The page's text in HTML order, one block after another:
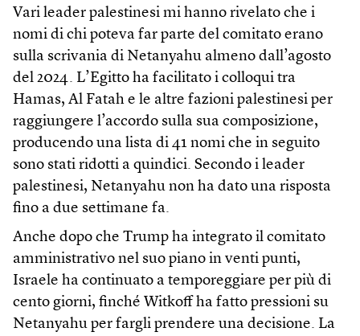
Vari leader palestinesi mi hanno rivelato che i
nomi di chi poteva far parte del comitato erano
sulla scrivania di Netanyahu almeno dall’agosto
del 2024. L’Egitto ha facilitato i colloqui tra
Hamas, Al Fatah e le altre fazioni palestinesi per
raggiungere l’accordo sulla sua composizione,
producendo una lista di 41 nomi che in seguito
sono stati ridotti a quindici. Secondo i leader
palestinesi, Netanyahu non ha dato una risposta
fino a due settimane fa.
Anche dopo che Trump ha integrato il comitato
amministrativo nel suo piano in venti punti,
Israele ha continuato a temporeggiare per più di
cento giorni, finché Witkoff ha fatto pressioni su
Netanyahu per fargli prendere una decisione. La